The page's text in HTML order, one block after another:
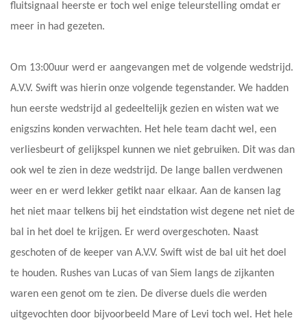
fluitsignaal heerste er toch wel enige teleurstelling omdat er
meer in had gezeten.
Om 13:00uur werd er aangevangen met de volgende wedstrijd.
A.V.V. Swift was hierin onze volgende tegenstander. We hadden
hun eerste wedstrijd al gedeeltelijk gezien en wisten wat we
enigszins konden verwachten. Het hele team dacht wel, een
verliesbeurt of gelijkspel kunnen we niet gebruiken. Dit was dan
ook wel te zien in deze wedstrijd. De lange ballen verdwenen
weer en er werd lekker getikt naar elkaar. Aan de kansen lag
het niet maar telkens bij het eindstation wist degene net niet de
bal in het doel te krijgen. Er werd overgeschoten. Naast
geschoten of de keeper van A.V.V. Swift wist de bal uit het doel
te houden. Rushes van Lucas of van Siem langs de zijkanten
waren een genot om te zien. De diverse duels die werden
uitgevochten door bijvoorbeeld Mare of Levi toch wel. Het hele